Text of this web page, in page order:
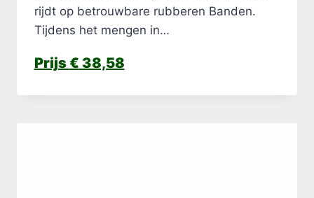
rijdt op betrouwbare rubberen Banden.
Tijdens het mengen in…
€ 38,58